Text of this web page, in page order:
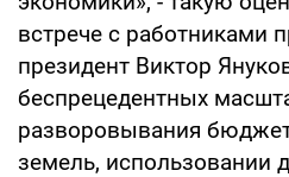
встрече с работниками
президент Виктор
беспрецедентных
разворовывания
земель, использовании